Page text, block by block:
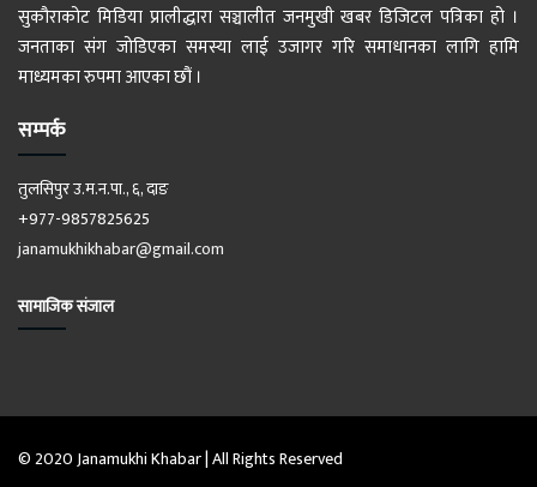
सुकौराकोट मिडिया प्रालीद्धारा सञ्चालीत जनमुखी खबर डिजिटल पत्रिका हो ।
जनताका संग जोडिएका समस्या लाई उजागर गरि समाधानका लागि हामि
माध्यमका रुपमा आएका छौं ।
सम्पर्क
तुलसिपुर उ.म.न.पा., ६, दाङ
+977-9857825625
janamukhikhabar@gmail.com
सामाजिक संजाल
© 2020 Janamukhi Khabar | All Rights Reserved